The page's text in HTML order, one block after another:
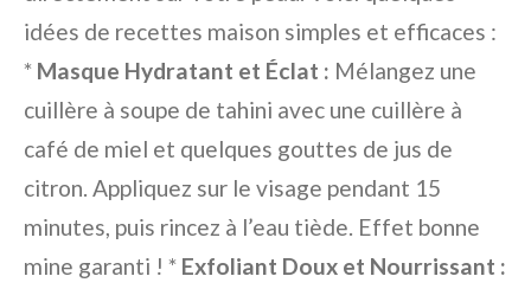
idées de recettes maison simples et efficaces :
* Masque Hydratant et Éclat : Mélangez une
cuillère à soupe de tahini avec une cuillère à
café de miel et quelques gouttes de jus de
citron. Appliquez sur le visage pendant 15
minutes, puis rincez à l’eau tiède. Effet bonne
mine garanti ! * Exfoliant Doux et Nourrissant :